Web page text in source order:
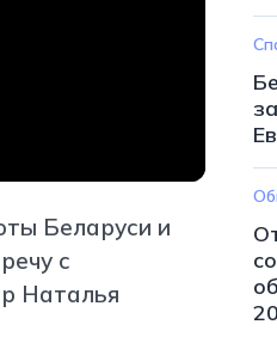
Беларуси и
с
Наталья